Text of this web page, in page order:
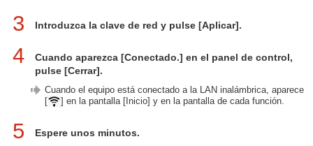
3 Introduzca la clave de red y pulse [Aplicar].
4
Cuando aparezca [Conectado.] en el panel de control,
pulse [Cerrar].
Cuando el equipo está conectado a la LAN inalámbrica, aparece
[
] en la pantalla [Inicio] y en la pantalla de cada función.
5 Espere unos minutos.